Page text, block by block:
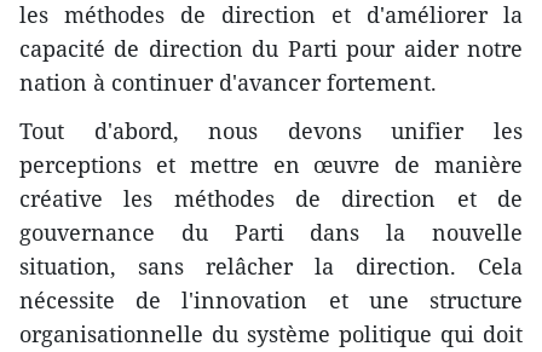
les méthodes de direction et d'améliorer la
capacité de direction du Parti pour aider notre
nation à continuer d'avancer fortement.
Tout d'abord, nous devons unifier les
perceptions et mettre en œuvre de manière
créative les méthodes de direction et de
gouvernance du Parti dans la nouvelle
situation, sans relâcher la direction. Cela
nécessite de l'innovation et une structure
organisationnelle du système politique qui doit